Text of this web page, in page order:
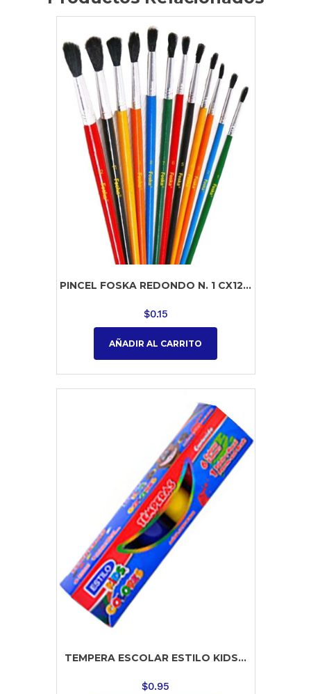
PINCEL FOSKA REDONDO N. 1 CX12...
$0.15
AÑADIR AL CARRITO
TEMPERA ESCOLAR ESTILO KIDS...
$0.95